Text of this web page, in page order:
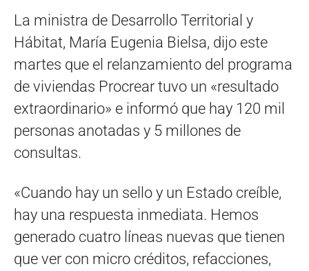
La ministra de Desarrollo Territorial y
Hábitat, María Eugenia Bielsa, dijo este
martes que el relanzamiento del programa
de viviendas Procrear tuvo un «resultado
extraordinario» e informó que hay 120 mil
personas anotadas y 5 millones de
consultas.
«Cuando hay un sello y un Estado creíble,
hay una respuesta inmediata. Hemos
generado cuatro líneas nuevas que tienen
que ver con micro créditos, refacciones,